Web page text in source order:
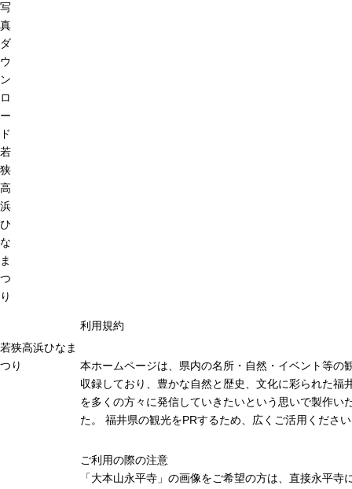
写
真
ダ
ウ
ン
ロ
ー
ド
若
狭
高
浜
ひ
な
ま
つ
り
若狭高浜ひなま
つり
利用規約
本ホームページは、県内の名所・自然・イベント等の
収録しており、豊かな自然と歴史、文化に彩られた福
を多くの方々に発信していきたいという思いで製作い
た。 福井県の観光をPRするため、広くご活用くださ
ご利用の際の注意
「大本山永平寺」の画像をご希望の方は、直接永平寺